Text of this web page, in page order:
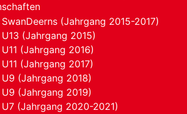
SwanDeerns (Jahrgang 2015-2017)
U13 (Jahrgang 2015)
U11 (Jahrgang 2016)
U11 (Jahrgang 2017)
U9 (Jahrgang 2018)
U9 (Jahrgang 2019)
U7 (Jahrgang 2020-2021)